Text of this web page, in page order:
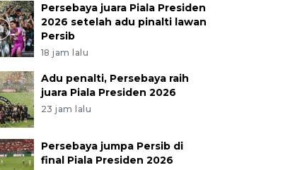
Persebaya juara Piala Presiden
2026 setelah adu pinalti lawan
Persib
18 jam lalu
Adu penalti, Persebaya raih
juara Piala Presiden 2026
23 jam lalu
Persebaya jumpa Persib di
final Piala Presiden 2026